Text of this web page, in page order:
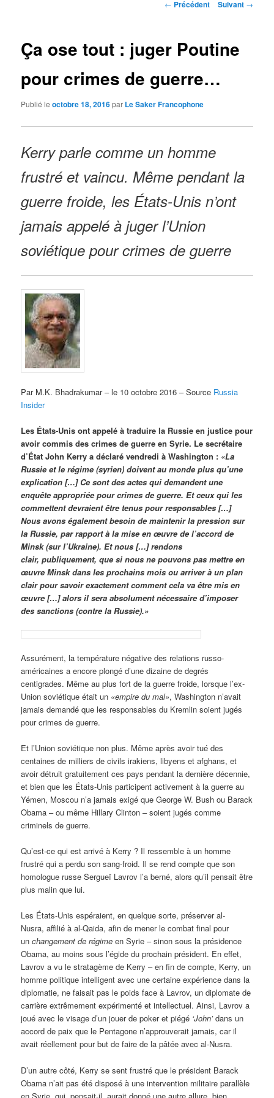
Navigation
← Précédent Suivant →
Ça ose tout : juger Poutine
pour crimes de guerre…
Publié leoctobre 18, 2016par Le Saker Francophone
Kerry parle comme un homme
frustré et vaincu. Même pendant la
guerre froide, les États-Unis n’ont
jamais appelé à juger l’Union
soviétique pour crimes de guerre
Par M.K. Bhadrakumar – le 10 octobre 2016 – Source Russia
Insider
Les États-Unis ont appelé à traduire la Russie en justice pour
avoir commis des crimes de guerre en Syrie. Le secrétaire
d’État John Kerry a déclaré vendredi à Washington : «La
Russie et le régime (syrien) doivent au monde plus qu’une
explication […] Ce sont des actes qui demandent une
enquête appropriée pour crimes de guerre. Et ceux qui les
commettent devraient être tenus pour responsables […]
Nous avons également besoin de maintenir la pression sur
la Russie, par rapport à la mise en œuvre de l’accord de
Minsk (sur l’Ukraine). Et nous […] rendons
clair, publiquement, que si nous ne pouvons pas mettre en
œuvre Minsk dans les prochains mois ou arriver à un plan
clair pour savoir exactement comment cela va être mis en
œuvre […] alors il sera absolument nécessaire d’imposer
des sanctions (contre la Russie).»
Assurément, la température négative des relations russo-
américaines a encore plongé d’une dizaine de degrés
centigrades. Même au plus fort de la guerre froide, lorsque l’ex-
Union soviétique était un «empire du mal», Washington n’avait
jamais demandé que les responsables du Kremlin soient jugés
pour crimes de guerre.
Et l’Union soviétique non plus. Même après avoir tué des
centaines de milliers de civils irakiens, libyens et afghans, et
avoir détruit gratuitement ces pays pendant la dernière décennie,
et bien que les États-Unis participent activement à la guerre au
Yémen, Moscou n’a jamais exigé que George W. Bush ou Barack
Obama – ou même Hillary Clinton – soient jugés comme
criminels de guerre.
Qu’est-ce qui est arrivé à Kerry ? Il ressemble à un homme
frustré qui a perdu son sang-froid. Il se rend compte que son
homologue russe Sergueï Lavrov l’a berné, alors qu’il pensait être
plus malin que lui.
Les États-Unis espéraient, en quelque sorte, préserver al-
Nusra, affilié à al-Qaida, afin de mener le combat final pour
unchangement de régime en Syrie – sinon sous la présidence
Obama, au moins sous l’égide du prochain président. En effet,
Lavrov a vu le stratagème de Kerry – en fin de compte, Kerry, un
homme politique intelligent avec une certaine expérience dans la
diplomatie, ne faisait pas le poids face à Lavrov, un diplomate de
carrière extrêmement expérimenté et intellectuel. Ainsi, Lavrov a
joué avec le visage d’un jouer de poker et piégé ‘John’dans un
accord de paix que le Pentagone n’approuverait jamais, car il
avait réellement pour but de faire de la pâtée avec al-Nusra.
D’un autre côté, Kerry se sent frustré que le président Barack
Obama n’ait pas été disposé à une intervention militaire parallèle
en Syrie, qui, pensait-il, aurait donné une autre allure, bien